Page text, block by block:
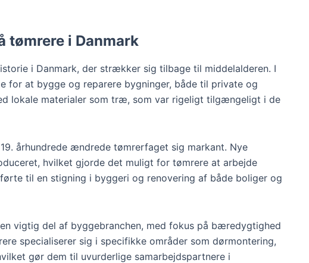
tømrere i Danmark
i Danmark, der strækker sig tilbage til middelalderen. I
for at bygge og reparere bygninger, både til private og
lokale materialer som træ, som var rigeligt tilgængeligt i de
århundrede ændrede tømrerfaget sig markant. Nye
hvilket gjorde det muligt for tømrere at arbejde
til en stigning i byggeri og renovering af både boliger og
vigtig del af byggebranchen, med fokus på bæredygtighed
specialiserer sig i specifikke områder som dørmontering,
gør dem til uvurderlige samarbejdspartnere i